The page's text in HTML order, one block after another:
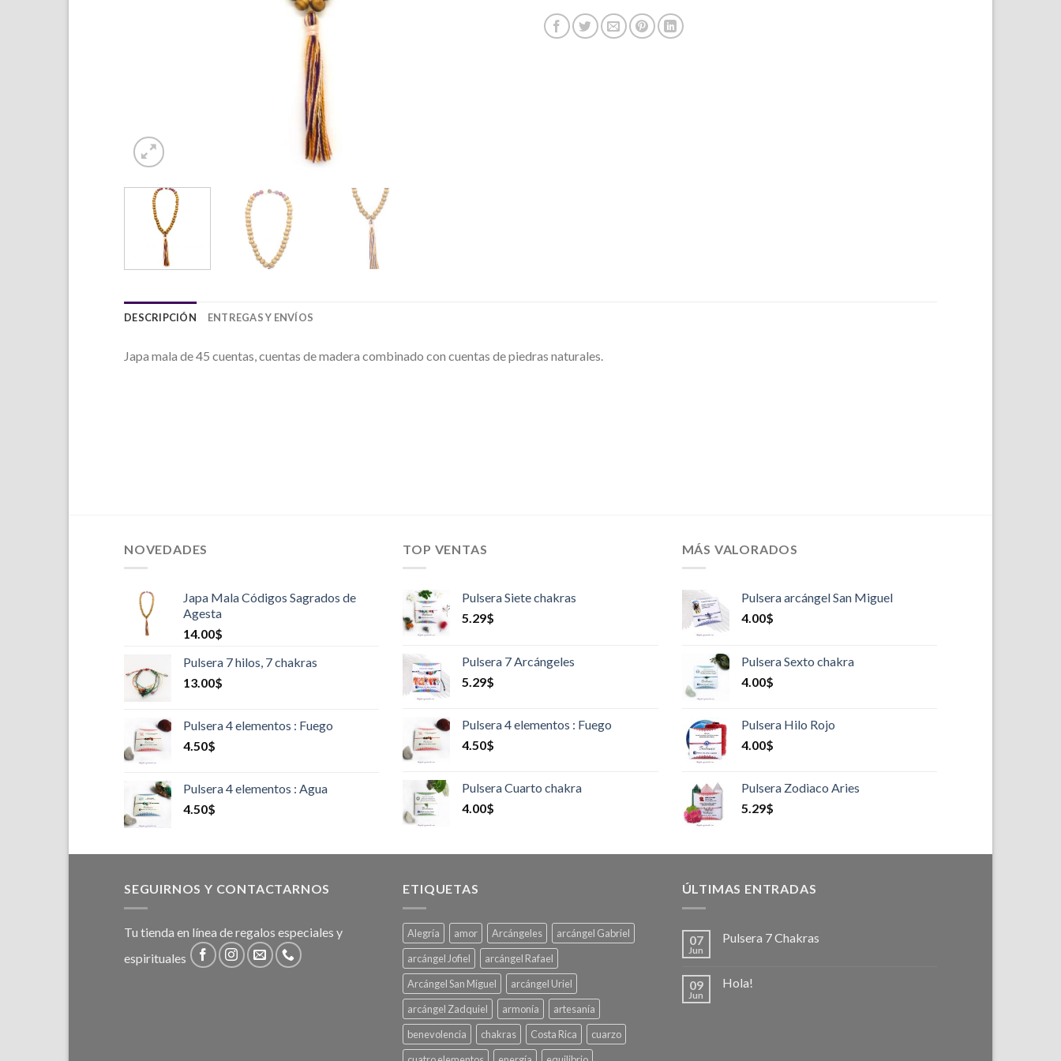
DESCRIPCIÓN ENTREGAS Y ENVÍOS
Japa mala de 45 cuentas, cuentas de madera combinado con cuentas de piedras naturales.
NOVEDADES
Japa Mala Códigos Sagrados de
Agesta
14.00$
Pulsera 7 hilos, 7 chakras
13.00$
Pulsera 4 elementos : Fuego
4.50$
Pulsera 4 elementos : Agua
4.50$
TOP VENTAS
Pulsera Siete chakras
5.29$
Pulsera 7 Arcángeles
5.29$
Pulsera 4 elementos : Fuego
4.50$
Pulsera Cuarto chakra
4.00$
MÁS VALORADOS
Pulsera arcángel San Miguel
4.00$
Pulsera Sexto chakra
4.00$
Pulsera Hilo Rojo
4.00$
Pulsera Zodiaco Aries
5.29$
SEGUIRNOS Y CONTACTARNOS
Tu tienda en línea de regalos especiales y
espirituales
ETIQUETAS
Alegría amor Arcángeles
arcángel Gabriel
arcángel Jofiel
arcángel Rafael
Arcángel San Miguel
arcángel Uriel
arcángel Zadquiel
armonía
artesanía
benevolencia
chakras Costa Rica
cuarzo
ÚLTIMAS ENTRADAS
07
Jun
Pulsera 7 Chakras
09
Jun
Hola!